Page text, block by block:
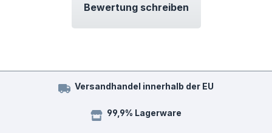
Bewertung schreiben
Versandhandel innerhalb der EU
99,9% Lagerware